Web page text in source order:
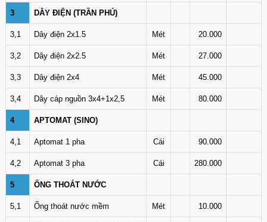
3 DÂY ĐIỆN (TRẦN PHÚ)
3,1 Dây điện 2x1.5 Mét 20.000
3,2 Dây điện 2x2.5 Mét 27.000
3,3 Dây điện 2x4 Mét 45.000
3,4 Dây cáp nguồn 3x4+1x2,5 Mét 80.000
4 APTOMAT (SINO)
4,1 Aptomat 1 pha Cái 90.000
4,2 Aptomat 3 pha Cái 280.000
5 ỐNG THOÁT NƯỚC
5,1 Ống thoát nước mềm Mét 10.000